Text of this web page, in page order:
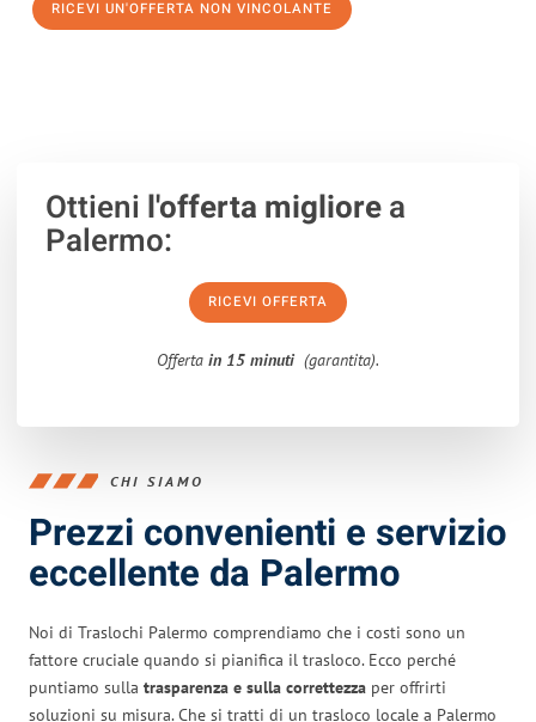
RICEVI UN'OFFERTA NON VINCOLANTE
Ottieni l'offerta migliorea
Palermo:
RICEVI OFFERTA
Offerta in 15 minuti (garantita).
CHI SIAMO
Prezzi convenienti e servizio
eccellente da Palermo
Noi di Traslochi Palermo comprendiamo che i costi sono un
fattore cruciale quando si pianifica il trasloco. Ecco perché
puntiamo sulla trasparenza e sulla correttezza per offrirti
soluzioni su misura. Che si tratti di un trasloco locale a Palermo